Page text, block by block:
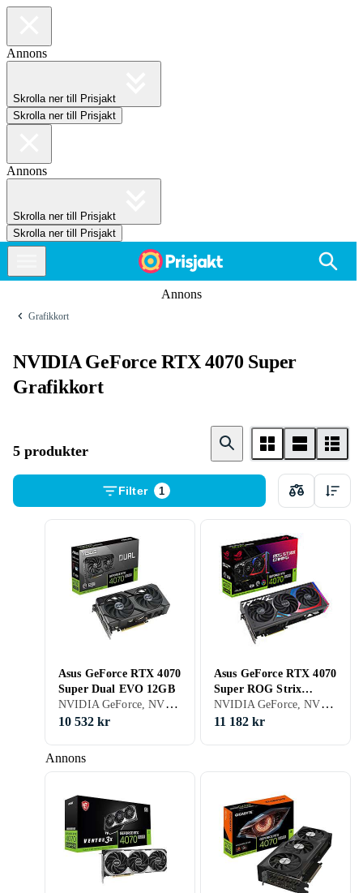
Annons
Skrolla ner till Prisjakt
Skrolla ner till Prisjakt
Annons
Skrolla ner till Prisjakt
Skrolla ner till Prisjakt
Annons
Grafikkort
NVIDIA GeForce RTX 4070 Super
Grafikkort
5 produkter
Filter 1
Annons
Asus GeForce RTX 4070
Super Dual EVO 12GB
NVIDIA GeForce, NVIDIA GeForce RTX 4070 Super, 12GB, GDDR6X, Gaming
10 532 kr
Asus GeForce RTX 4070
Super ROG Strix
Gaming OC 12GB
NVIDIA GeForce, NVIDIA GeForce RTX 4070 Super, 12GB, GDDR6X, Gaming
11 182 kr